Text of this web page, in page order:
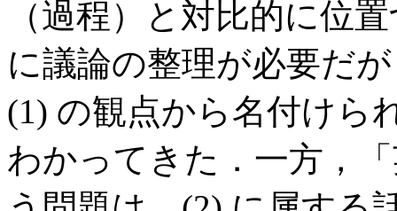
（過程）と対比的に位
に議論の整理が必要だ
(1) の観点から名付けら
わかってきた．一方，